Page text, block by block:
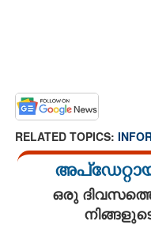
RELATED TOPICS:
ഒരു